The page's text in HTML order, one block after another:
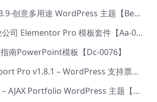
lmpeka v1.3.9-创意多用途 WordPress 主题【Be-0064】
Agria – 农业公司 Elementor Pro 模板套件【Aa-0003】
南PowerPoint模板【Dc-0076】
Fluent Support Pro v1.8.1 – WordPress 支持票务系统【Cc-0041】
Rhye v3.5.3 – AJAX Portfolio WordPress 主题【Bi-0049】